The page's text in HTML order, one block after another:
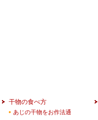
干物の食べ方
あじの干物をお作法通